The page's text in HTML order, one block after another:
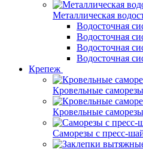
Металлическая
Водосточная
Водосточная
Водосточная
Водосточная
Крепеж
Кровельные
Кровельные
Саморезы с пресс-